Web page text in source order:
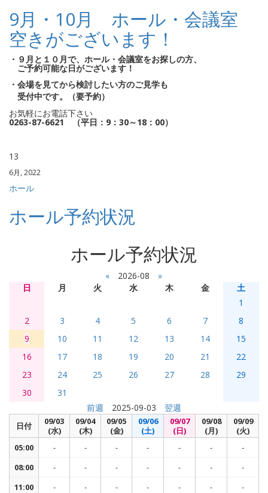
9月・10月 ホール・会議室
空きがございます！
・９月と１０月で、ホール・会議室をお探しの方、
ご予約可能な日がございます！
・会場を見てから検討したい方のご見学も
受付中です。（要予約）
お気軽にお電話下さい
0263-87-6621 （平日：9：30～18：00）
13
6月, 2022
ホール
ホール予約状況
ホール予約状況
« 2026-08
»
日
月 火 水 木 金
土
1
2
3 4 5 6 7
8
9
10 11 12 13 14
15
16
17 18 19 20 21
22
23
24 25 26 27 28
29
30
31
前週
2025-09-03 翌週
日付
09/03
(水)
09/04
(木)
09/05
(金)
09/06
(土)
09/07
(日)
09/08
(月)
09/09
(火)
05:00
- - - - - -
-
08:00
- - - - - -
-
11:00
- - - - - -
-